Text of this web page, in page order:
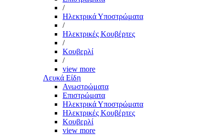
/
Ηλεκτρικά Υποστρώματα
/
Ηλεκτρικές Κουβέρτες
/
Κουβερλί
/
view more
Λευκά Είδη
Ανωστρώματα
Επιστρώματα
Ηλεκτρικά Υποστρώματα
Ηλεκτρικές Κουβέρτες
Κουβερλί
view more